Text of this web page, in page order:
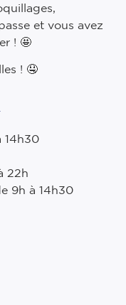
et vous avez
! 🤩
! 🤤
14h30
22h
9h à 14h30